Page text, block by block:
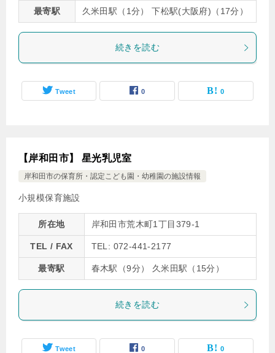
最寄駅 久米田駅（1分） 下松駅(大阪府)（17分）
続きを読む
Tweet 0 0
【岸和田市】 星光乳児室
岸和田市の保育所・認定こども園・幼稚園の施設情報
小規模保育施設
所在地 岸和田市荒木町1丁目379-1
TEL / FAX TEL: 072-441-2177
最寄駅 春木駅（9分） 久米田駅（15分）
続きを読む
Tweet 0 0